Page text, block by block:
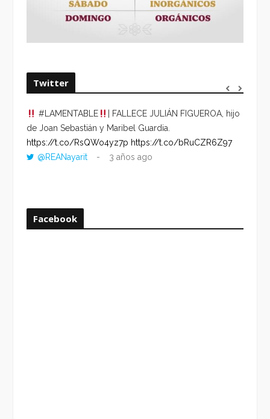
Twitter
#LAMENTABLE
| FALLECE JULIÁN FIGUEROA, hijo
de Joan Sebastián y Maribel Guardia.
https://t.co/RsQWo4yz7p https://t.co/bRuCZR6Z97
@REANayarit
3 años ago
Facebook